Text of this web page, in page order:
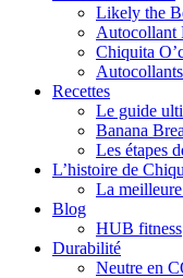
Likely the
Autocollant
Chiquita
Recettes
Le guide
Banana
Les étapes
L’histoire de
La
Blog
HUB fitness
Durabilité
Neutre en